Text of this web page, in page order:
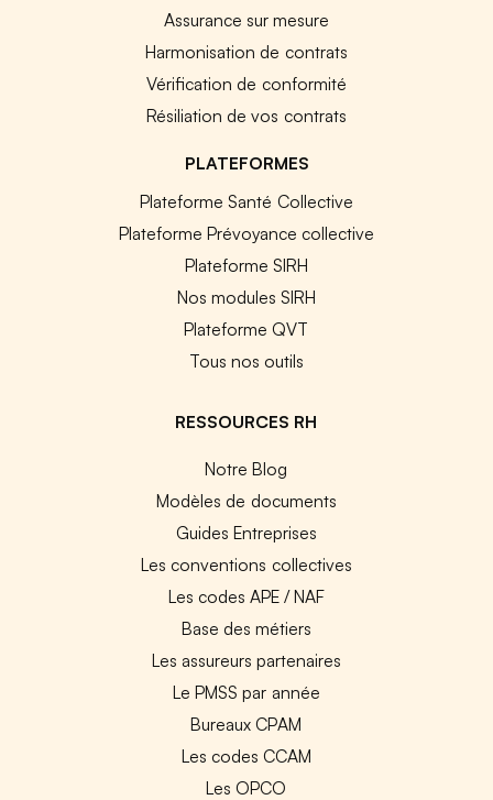
Assurance sur mesure
Harmonisation de contrats
Vérification de conformité
Résiliation de vos contrats
PLATEFORMES
Plateforme Santé Collective
Plateforme Prévoyance collective
Plateforme SIRH
Nos modules SIRH
Plateforme QVT
Tous nos outils
RESSOURCES RH
Notre Blog
Modèles de documents
Guides Entreprises
Les conventions collectives
Les codes APE / NAF
Base des métiers
Les assureurs partenaires
Le PMSS par année
Bureaux CPAM
Les codes CCAM
Les OPCO